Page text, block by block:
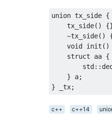
union tx_side {
    tx_side
()
~tx_side()
void init ()
struct aa {
        std
::
} a;
} _tx;
c++ c++14